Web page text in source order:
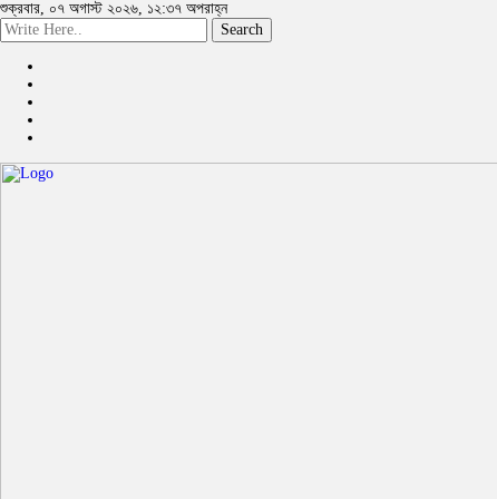
শুক্রবার, ০৭ অগাস্ট ২০২৬, ১২:৩৭ অপরাহ্ন
Search